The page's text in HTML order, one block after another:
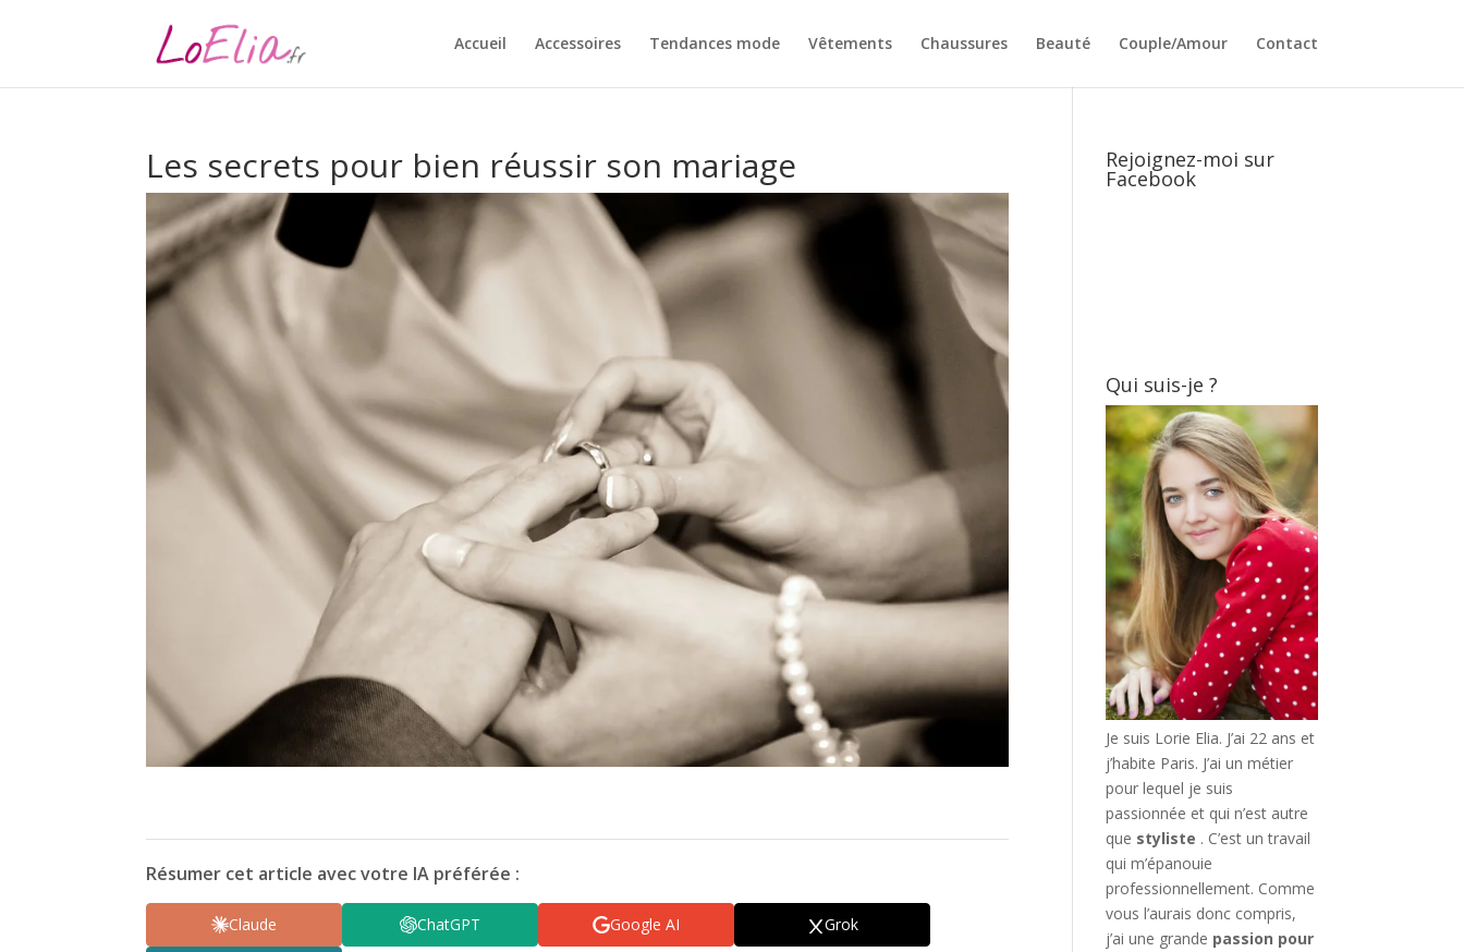
Accueil Accessoires Tendances mode Vêtements Chaussures Beauté Couple/Amour Contact
Les secrets pour bien réussir son mariage
Résumer cet article avec votre IA préférée :
Claude ChatGPT Google AI Grok
Rejoignez-moi sur
Facebook
Qui suis-je ?
Je suis Lorie Elia. J’ai 22 ans et
j’habite Paris. J’ai un métier
pour lequel je suis
passionnée et qui n’est autre
que styliste . C’est un travail
qui m’épanouie
professionnellement. Comme
vous l’aurais donc compris,
j’ai une grande passion pour